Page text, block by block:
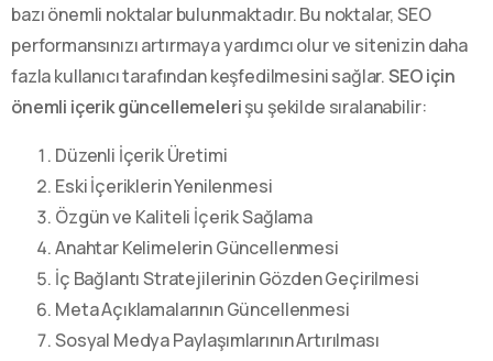
bazı önemli noktalar bulunmaktadır. Bu noktalar, SEO
performansınızı artırmaya yardımcı olur ve sitenizin daha
fazla kullanıcı tarafından keşfedilmesini sağlar.SEO için
önemli içerik güncellemelerişu şekilde sıralanabilir:
Düzenli İçerik Üretimi
Eski İçeriklerin Yenilenmesi
Özgün ve Kaliteli İçerik Sağlama
Anahtar Kelimelerin Güncellenmesi
İç Bağlantı Stratejilerinin Gözden Geçirilmesi
Meta Açıklamalarının Güncellenmesi
Sosyal Medya Paylaşımlarının Artırılması